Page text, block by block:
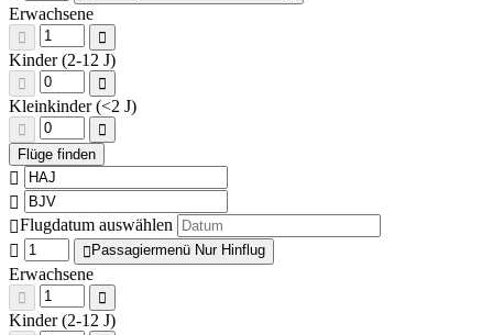
Erwachsene
Kinder (2-12 J)
Kleinkinder (<2 J)
Flugdatum auswählen
Passagiermenü Nur Hinflug
Erwachsene
Kinder (2-12 J)